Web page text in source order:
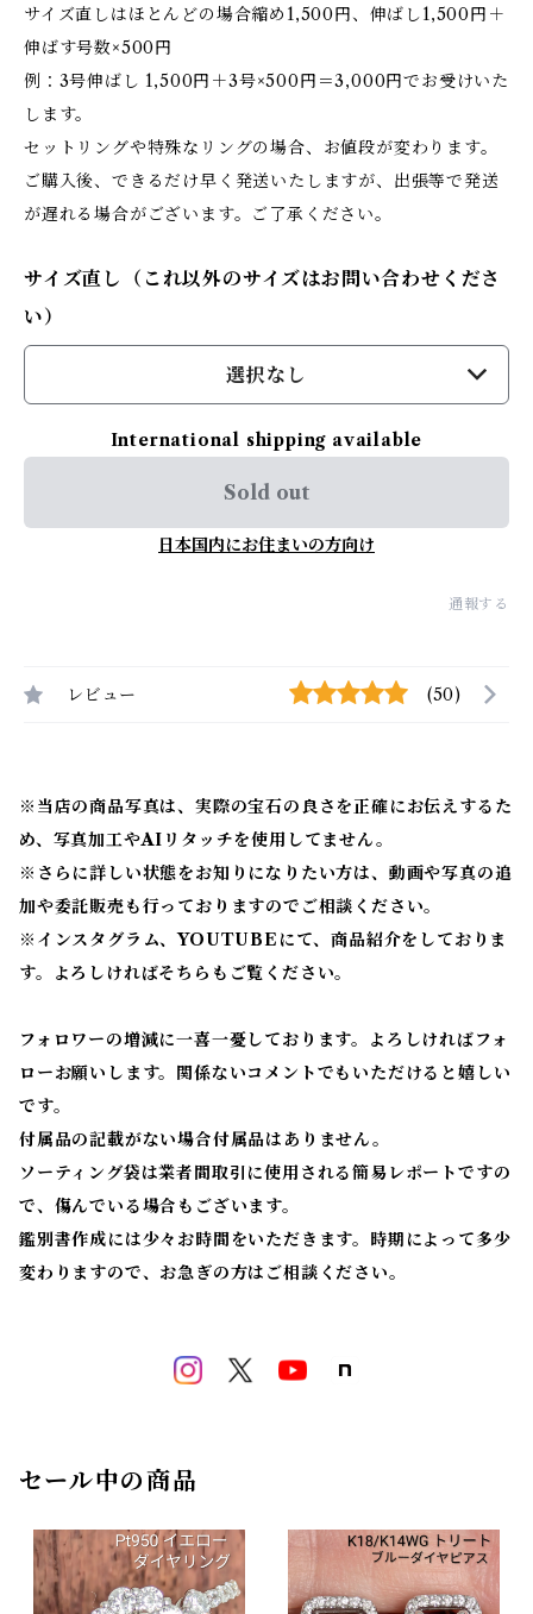
サイズ直しはほとんどの場合縮め1,500円、伸ばし1,500円＋
伸ばす号数×500円
例：3号伸ばし 1,500円＋3号×500円＝3,000円でお受けいた
します。
セットリングや特殊なリングの場合、お値段が変わります。
ご購入後、できるだけ早く発送いたしますが、出張等で発送
が遅れる場合がございます。ご了承ください。
サイズ直し（これ以外のサイズはお問い合わせくださ
い）
選択なし
International shipping available
Sold out
日本国内にお住まいの方向け
通報する
レビュー (50)
※当店の商品写真は、実際の宝石の良さを正確にお伝えするた
め、写真加工やAIリタッチを使用してません。
※ さらに詳しい状態をお知りになりたい方は、動画や写真の追
加や委託販売も行っておりますのでご相談ください。
※ インスタグラム、YOUTUBEにて、商品紹介をしておりま
す。よろしければそちらもご覧ください。
フォロワーの増減に一喜一憂しております。よろしければフォ
ローお願いします。関係ないコメントでもいただけると嬉しい
です。
付属品の記載がない場合付属品はありません。
ソーティング袋は業者間取引に使用される簡易レポートですの
で、傷んでいる場合もございます。
鑑別書作成には少々お時間をいただきます。時期によって多少
変わりますので、お急ぎの方はご相談ください。
セール中の商品